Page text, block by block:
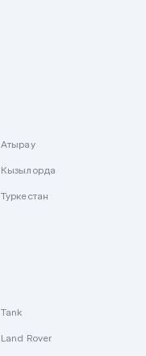
Атырау
Кызылорда
Туркестан
Tank
Land Rover